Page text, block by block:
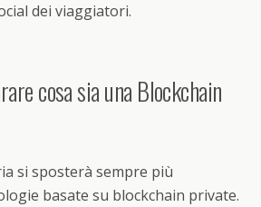
dei viaggiatori.
cosa sia una Blockchain
si sposterà sempre più
basate su blockchain private.